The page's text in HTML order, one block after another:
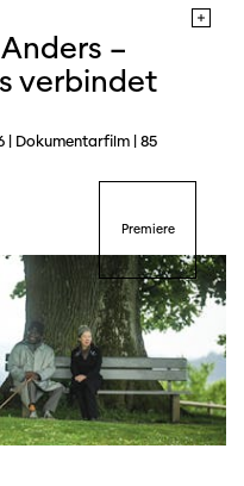
–
verbindet
| Dokumentarfilm | 85
Premiere